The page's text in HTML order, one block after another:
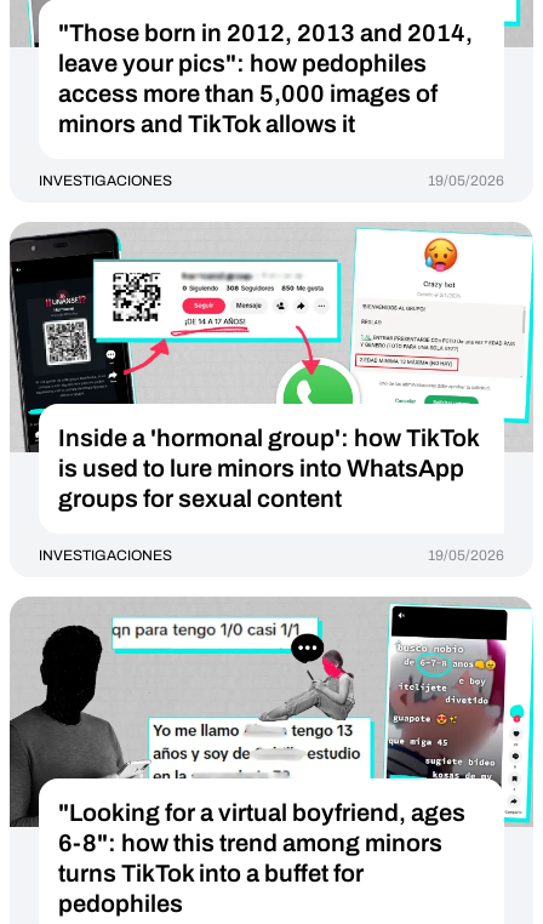
"Those born in 2012, 2013 and 2014,
leave your pics": how pedophiles
access more than 5,000 images of
minors and TikTok allows it
INVESTIGACIONES 19/05/2026
Inside a 'hormonal group': how TikTok
is used to lure minors into WhatsApp
groups for sexual content
INVESTIGACIONES 19/05/2026
"Looking for a virtual boyfriend, ages
6-8": how this trend among minors
turns TikTok into a buffet for
pedophiles